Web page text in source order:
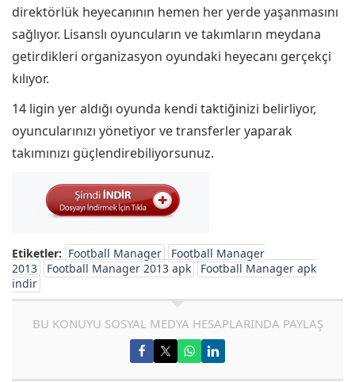
direktörlük heyecanının hemen her yerde yaşanmasını
sağlıyor. Lisanslı oyuncuların ve takımların meydana
getirdikleri organizasyon oyundaki heyecanı gerçekçi
kılıyor.
14 ligin yer aldığı oyunda kendi taktiğinizi belirliyor,
oyuncularınızı yönetiyor ve transferler yaparak
takımınızı güçlendirebiliyorsunuz.
Etiketler: Football Manager
Football Manager
2013
Football Manager 2013 apk
Football Manager apk
indir
BU KONUYU SOSYAL MEDYA HESAPLARINDA PAYLAŞ